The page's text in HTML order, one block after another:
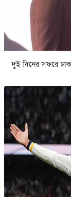
দুই দিনের সফরে